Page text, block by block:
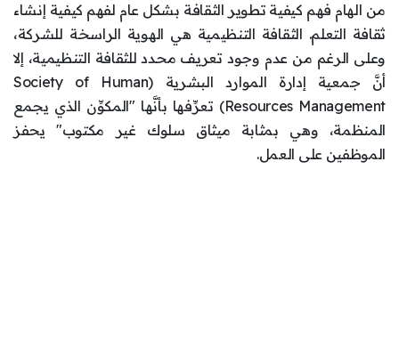
من الهام فهم كيفية تطوير الثقافة بشكل عام لفهم كيفية إنشاء
ثقافة التعلم. الثقافة التنظيمية هي الهوية الراسخة للشركة،
وعلى الرغم من عدم وجود تعريف محدد للثقافة التنظيمية، إلا
أنَّ جمعية إدارة الموارد البشرية (Society of Human
Resources Management) تعرِّفها بأنَّها "المكوِّن الذي يجمع
المنظمة، وهي بمثابة ميثاق سلوك غير مكتوب" يحفز
الموظفين على العمل.